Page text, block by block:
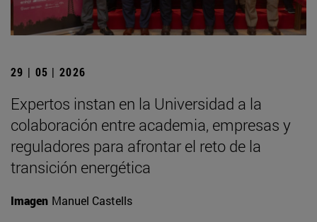
29 | 05 | 2026
Expertos instan en la Universidad a la
colaboración entre academia, empresas y
reguladores para afrontar el reto de la
transición energética
Imagen Manuel Castells